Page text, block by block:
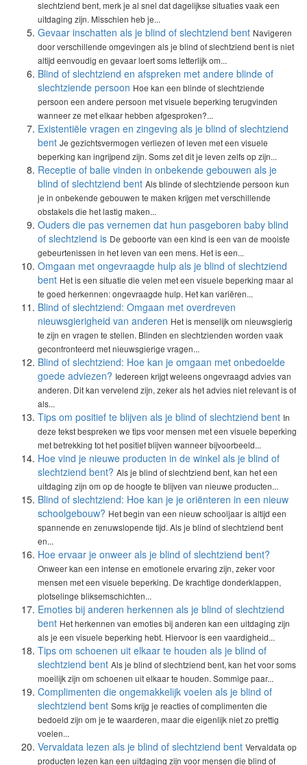
slechtziend bent, merk je al snel dat dagelijkse situaties vaak een
uitdaging zijn. Misschien heb je...
Gevaar inschatten als je blind of slechtziend bent Navigeren
door verschillende omgevingen als je blind of slechtziend bent is niet
altijd eenvoudig en gevaar loert soms letterlijk om...
Blind of slechtziend en afspreken met andere blinde of
slechtziende persoon Hoe kan een blinde of slechtziende
persoon een andere persoon met visuele beperking terugvinden
wanneer ze met elkaar hebben afgesproken?...
Existentiële vragen en zingeving als je blind of slechtziend
bent Je gezichtsvermogen verliezen of leven met een visuele
beperking kan ingrijpend zijn. Soms zet dit je leven zelfs op zijn...
Receptie of balie vinden in onbekende gebouwen als je
blind of slechtziend bent Als blinde of slechtziende persoon kun
je in onbekende gebouwen te maken krijgen met verschillende
obstakels die het lastig maken...
Ouders die pas vernemen dat hun pasgeboren baby blind
of slechtziend is De geboorte van een kind is een van de mooiste
gebeurtenissen in het leven van een mens. Het is een...
Omgaan met ongevraagde hulp als je blind of slechtziend
bent Het is een situatie die velen met een visuele beperking maar al
te goed herkennen: ongevraagde hulp. Het kan variëren...
Blind of slechtziend: Omgaan met overdreven
nieuwsgierigheid van anderen Het is menselijk om nieuwsgierig
te zijn en vragen te stellen. Blinden en slechtzienden worden vaak
geconfronteerd met nieuwsgierige vragen...
Blind of slechtziend: Hoe kan je omgaan met onbedoelde
goede adviezen? Iedereen krijgt weleens ongevraagd advies van
anderen. Dit kan vervelend zijn, zeker als het advies niet relevant is of
als...
Tips om positief te blijven als je blind of slechtziend bent In
deze tekst bespreken we tips voor mensen met een visuele beperking
met betrekking tot het positief blijven wanneer bijvoorbeeld...
Hoe vind je nieuwe producten in de winkel als je blind of
slechtziend bent? Als je blind of slechtziend bent, kan het een
uitdaging zijn om op de hoogte te blijven van nieuwe producten...
Blind of slechtziend: Hoe kan je je oriënteren in een nieuw
schoolgebouw? Het begin van een nieuw schooljaar is altijd een
spannende en zenuwslopende tijd. Als je blind of slechtziend bent
en...
Hoe ervaar je onweer als je blind of slechtziend bent?
Onweer kan een intense en emotionele ervaring zijn, zeker voor
mensen met een visuele beperking. De krachtige donderklappen,
plotselinge bliksemschichten...
Emoties bij anderen herkennen als je blind of slechtziend
bent Het herkennen van emoties bij anderen kan een uitdaging zijn
als je een visuele beperking hebt. Hiervoor is een vaardigheid...
Tips om schoenen uit elkaar te houden als je blind of
slechtziend bent Als je blind of slechtziend bent, kan het voor soms
moeilijk zijn om schoenen uit elkaar te houden. Sommige paar...
Complimenten die ongemakkelijk voelen als je blind of
slechtziend bent Soms krijg je reacties of complimenten die
bedoeld zijn om je te waarderen, maar die eigenlijk niet zo prettig
voelen...
Vervaldata lezen als je blind of slechtziend bent Vervaldata op
producten lezen kan een uitdaging zijn voor mensen die blind of